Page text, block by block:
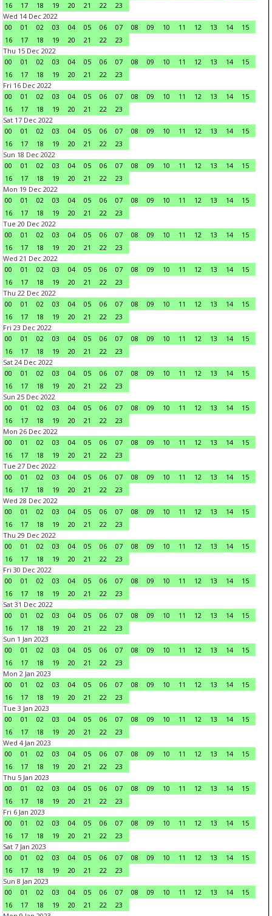
16
17 18 19 20 21 22
23
Wed 14 Dec 2022
00
01 02 03 04 05 06 07 08 09 10 11 12 13 14
15
16
17 18 19 20 21 22
23
Thu 15 Dec 2022
00
01 02 03 04 05 06 07 08 09 10 11 12 13 14
15
16
17 18 19 20 21 22
23
Fri 16 Dec 2022
00
01 02 03 04 05 06 07 08 09 10 11 12 13 14
15
16
17 18 19 20 21 22
23
Sat 17 Dec 2022
00
01 02 03 04 05 06 07 08 09 10 11 12 13 14
15
16
17 18 19 20 21 22
23
Sun 18 Dec 2022
00
01 02 03 04 05 06 07 08 09 10 11 12 13 14
15
16
17 18 19 20 21 22
23
Mon 19 Dec 2022
00
01 02 03 04 05 06 07 08 09 10 11 12 13 14
15
16
17 18 19 20 21 22
23
Tue 20 Dec 2022
00
01 02 03 04 05 06 07 08 09 10 11 12 13 14
15
16
17 18 19 20 21 22
23
Wed 21 Dec 2022
00
01 02 03 04 05 06 07 08 09 10 11 12 13 14
15
16
17 18 19 20 21 22
23
Thu 22 Dec 2022
00
01 02 03 04 05 06 07 08 09 10 11 12 13 14
15
16
17 18 19 20 21 22
23
Fri 23 Dec 2022
00
01 02 03 04 05 06 07 08 09 10 11 12 13 14
15
16
17 18 19 20 21 22
23
Sat 24 Dec 2022
00
01 02 03 04 05 06 07 08 09 10 11 12 13 14
15
16
17 18 19 20 21 22
23
Sun 25 Dec 2022
00
01 02 03 04 05 06 07 08 09 10 11 12 13 14
15
16
17 18 19 20 21 22
23
Mon 26 Dec 2022
00
01 02 03 04 05 06 07 08 09 10 11 12 13 14
15
16
17 18 19 20 21 22
23
Tue 27 Dec 2022
00
01 02 03 04 05 06 07 08 09 10 11 12 13 14
15
16
17 18 19 20 21 22
23
Wed 28 Dec 2022
00
01 02 03 04 05 06 07 08 09 10 11 12 13 14
15
16
17 18 19 20 21 22
23
Thu 29 Dec 2022
00
01 02 03 04 05 06 07 08 09 10 11 12 13 14
15
16
17 18 19 20 21 22
23
Fri 30 Dec 2022
00
01 02 03 04 05 06 07 08 09 10 11 12 13 14
15
16
17 18 19 20 21 22
23
Sat 31 Dec 2022
00
01 02 03 04 05 06 07 08 09 10 11 12 13 14
15
16
17 18 19 20 21 22
23
Sun 1 Jan 2023
00
01 02 03 04 05 06 07 08 09 10 11 12 13 14
15
16
17 18 19 20 21 22
23
Mon 2 Jan 2023
00
01 02 03 04 05 06 07 08 09 10 11 12 13 14
15
16
17 18 19 20 21 22
23
Tue 3 Jan 2023
00
01 02 03 04 05 06 07 08 09 10 11 12 13 14
15
16
17 18 19 20 21 22
23
Wed 4 Jan 2023
00
01 02 03 04 05 06 07 08 09 10 11 12 13 14
15
16
17 18 19 20 21 22
23
Thu 5 Jan 2023
00
01 02 03 04 05 06 07 08 09 10 11 12 13 14
15
16
17 18 19 20 21 22
23
Fri 6 Jan 2023
00
01 02 03 04 05 06 07 08 09 10 11 12 13 14
15
16
17 18 19 20 21 22
23
Sat 7 Jan 2023
00
01 02 03 04 05 06 07 08 09 10 11 12 13 14
15
16
17 18 19 20 21 22
23
Sun 8 Jan 2023
00
01 02 03 04 05 06 07 08 09 10 11 12 13 14
15
16
17 18 19 20 21 22
23